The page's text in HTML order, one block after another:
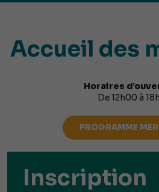
Accueil des
Horaires
De 12h00 à
PROGRAMME
Inscription